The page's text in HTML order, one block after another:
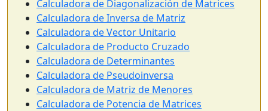
Calculadora de Diagonalización de Matrices
Calculadora de Inversa de Matriz
Calculadora de Vector Unitario
Calculadora de Producto Cruzado
Calculadora de Determinantes
Calculadora de Pseudoinversa
Calculadora de Matriz de Menores
Calculadora de Potencia de Matrices